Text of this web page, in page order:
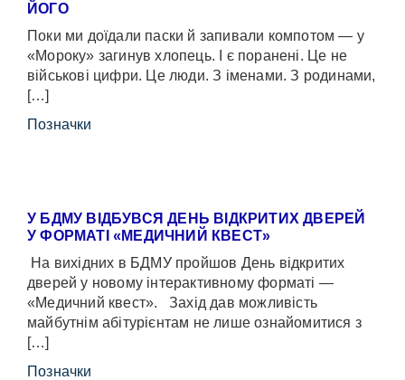
ЙОГО
Поки ми доїдали паски й запивали компотом — у
«Мороку» загинув хлопець. І є поранені. Це не
військові цифри. Це люди. З іменами. З родинами,
[…]
Позначки
У БДМУ ВІДБУВСЯ ДЕНЬ ВІДКРИТИХ ДВЕРЕЙ
У ФОРМАТІ «МЕДИЧНИЙ КВЕСТ»
На вихідних в БДМУ пройшов День відкритих
дверей у новому інтерактивному форматі —
«Медичний квест». Захід дав можливість
майбутнім абітурієнтам не лише ознайомитися з
[…]
Позначки